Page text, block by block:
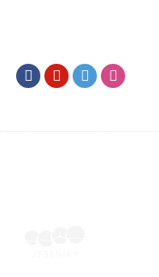
FacebookYoutubeTwitter